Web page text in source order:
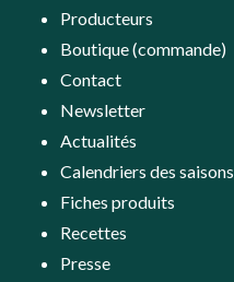
Producteurs
Boutique (commande)
Contact
Newsletter
Actualités
Calendriers des saisons
Fiches produits
Recettes
Presse